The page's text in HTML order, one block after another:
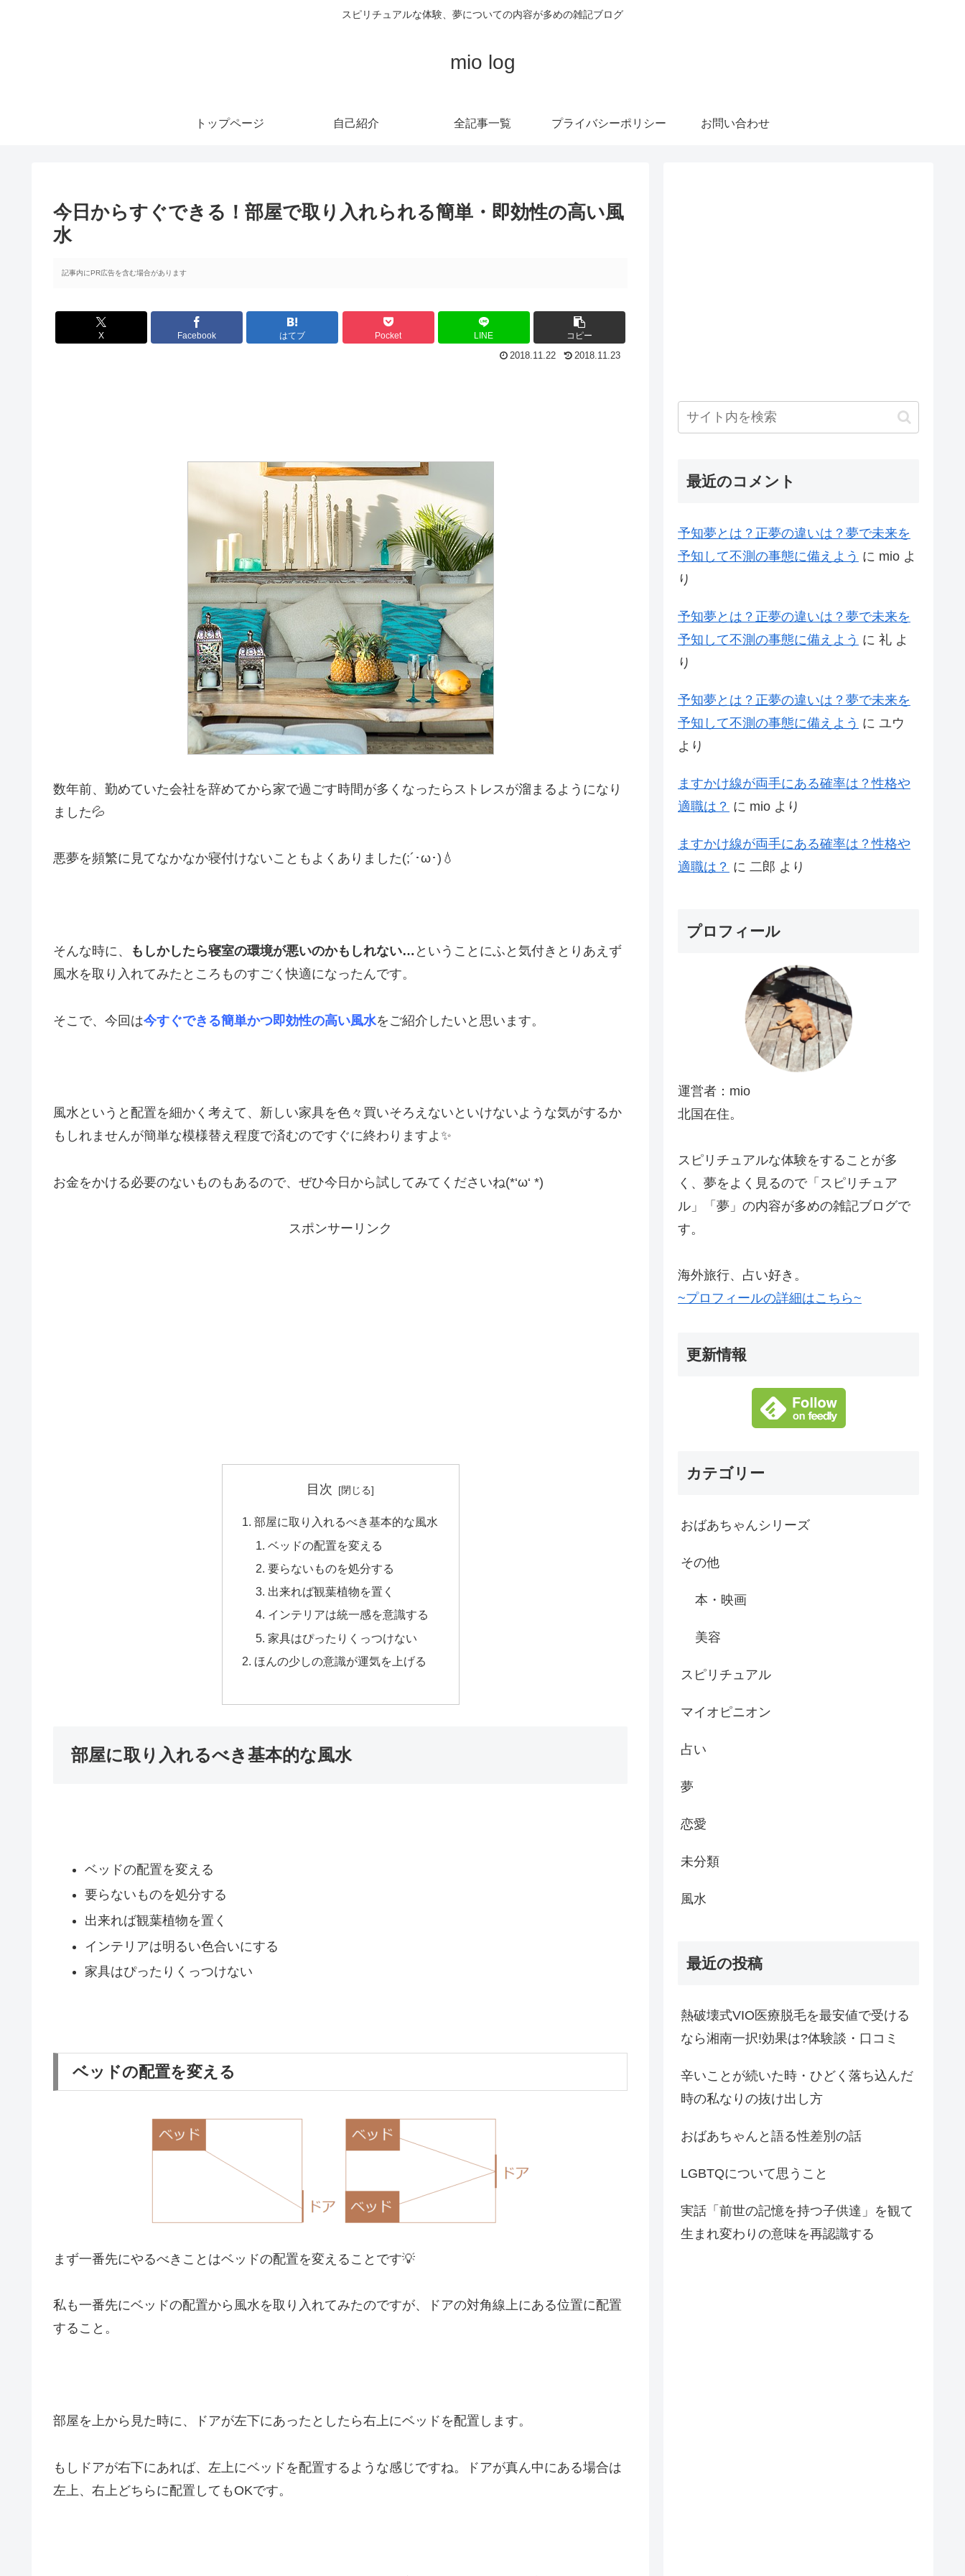
スピリチュアルな体験、夢についての内容が多めの雑記ブログ
mio log
トップページ 自己紹介 全記事一覧 プライバシーポリシー お問い合わせ
今日からすぐできる！部屋で取り入れられる簡単・即効性の高い風
水
記事内にPR広告を含む場合があります
X Facebook はてブ Pocket LINE コピー
2018.11.22 2018.11.23
数年前、勤めていた会社を辞めてから家で過ごす時間が多くなったらストレスが溜まるようになり
ました💦
悪夢を頻繁に見てなかなか寝付けないこともよくありました(;´･ω･)💧
そんな時に、 もしかしたら寝室の環境が悪いのかもしれない… ということにふと気付きとりあえず
風水を取り入れてみたところものすごく快適になったんです。
そこで、今回は今すぐできる簡単かつ即効性の高い風水をご紹介したいと思います。
風水というと配置を細かく考えて、新しい家具を色々買いそろえないといけないような気がするか
もしれませんが簡単な模様替え程度で済むのですぐに終わりますよ✨
お金をかける必要のないものもあるので、ぜひ今日から試してみてくださいね(*‘ω‘ *)
スポンサーリンク
目次
部屋に取り入れるべき基本的な風水
ベッドの配置を変える
要らないものを処分する
出来れば観葉植物を置く
インテリアは統一感を意識する
家具はぴったりくっつけない
ほんの少しの意識が運気を上げる
部屋に取り入れるべき基本的な風水
ベッドの配置を変える
要らないものを処分する
出来れば観葉植物を置く
インテリアは明るい色合いにする
家具はぴったりくっつけない
ベッドの配置を変える
まず一番先にやるべきことはベッドの配置を変えることです💡
私も一番先にベッドの配置から風水を取り入れてみたのですが、ドアの対角線上にある位置に配置
すること。
部屋を上から見た時に、ドアが左下にあったとしたら右上にベッドを配置します。
もしドアが右下にあれば、左上にベッドを配置するような感じですね。ドアが真ん中にある場合は
左上、右上どちらに配置してもOKです。
最近のコメント
予知夢とは？正夢の違いは？夢で未来を
予知して不測の事態に備えよう に mio よ
り
予知夢とは？正夢の違いは？夢で未来を
予知して不測の事態に備えよう に 礼 よ
り
予知夢とは？正夢の違いは？夢で未来を
予知して不測の事態に備えよう に ユウ
より
ますかけ線が両手にある確率は？性格や
適職は？ に mio より
ますかけ線が両手にある確率は？性格や
適職は？ に 二郎 より
プロフィール
運営者：mio
北国在住。
スピリチュアルな体験をすることが多
く、夢をよく見るので「スピリチュア
ル」「夢」の内容が多めの雑記ブログで
す。
海外旅行、占い好き。
~プロフィールの詳細はこちら~
更新情報
カテゴリー
おばあちゃんシリーズ
その他
本・映画
美容
スピリチュアル
マイオピニオン
占い
夢
恋愛
未分類
風水
最近の投稿
熱破壊式VIO医療脱毛を最安値で受ける
なら湘南一択!効果は?体験談・口コミ
辛いことが続いた時・ひどく落ち込んだ
時の私なりの抜け出し方
おばあちゃんと語る性差別の話
LGBTQについて思うこと
実話「前世の記憶を持つ子供達」を観て
生まれ変わりの意味を再認識する